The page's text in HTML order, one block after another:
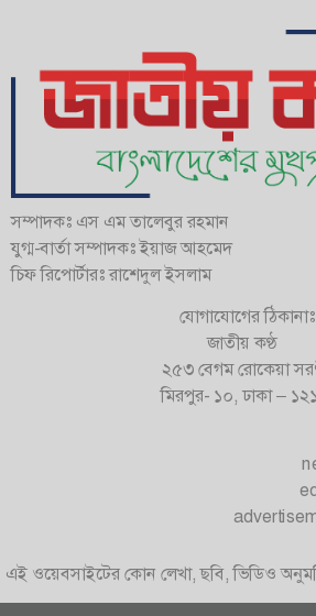
সম্পাদকঃ এস এম তালেবুর রহমান
যুগ্ম-বার্তা সম্পাদকঃ ইয়াজ আহমেদ
চিফ রিপোর্টারঃ রাশেদুল ইসলাম
যোগাযোগের ঠিকানাঃ
জাতীয় কণ্ঠ
২৫৩ বেগম রোকেয়া
মিরপুর- ১০, ঢাকা –
এই ওয়েবসাইটের কোন লেখা, ছবি, ভিডিও